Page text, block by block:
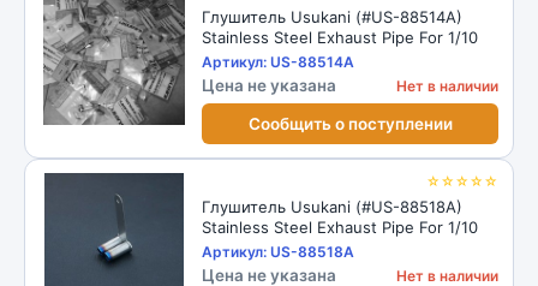
Глушитель Usukani (#US-88514A)
Stainless Steel Exhaust Pipe For 1/10
Артикул: US-88514A
Цена не указана Нет в наличии
Сообщить о поступлении
☆☆☆☆☆
Глушитель Usukani (#US-88518A)
Stainless Steel Exhaust Pipe For 1/10
Артикул: US-88518A
Цена не указана Нет в наличии